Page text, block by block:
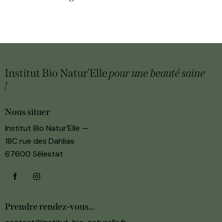
Institut Bio Natur’Ellepour une beautésaine
!
Nous situer
Institut Bio Natur’Elle —
18C rue des Dahlias
67600 Sélestat
Prendre rendez-vous...